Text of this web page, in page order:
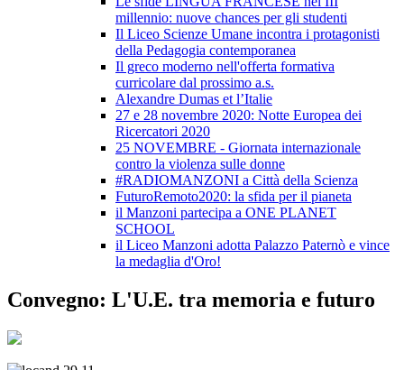
millennio: nuove chances per gli studenti
Il Liceo Scienze Umane incontra i protagonisti
della Pedagogia contemporanea
Il greco moderno nell'offerta formativa
curricolare dal prossimo a.s.
Alexandre Dumas et l’Italie
27 e 28 novembre 2020: Notte Europea dei
Ricercatori 2020
25 NOVEMBRE - Giornata internazionale
contro la violenza sulle donne
#RADIOMANZONI a Città della Scienza
FuturoRemoto2020: la sfida per il pianeta
il Manzoni partecipa a ONE PLANET
SCHOOL
il Liceo Manzoni adotta Palazzo Paternò e vince
la medaglia d'Oro!
Convegno: L'U.E. tra memoria e futuro